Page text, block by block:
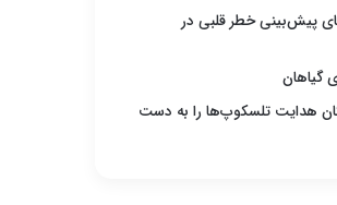
پیش‌بینی خطر قلبی در
گیاهان
هدایت تلسکوپ‌ها را به دست